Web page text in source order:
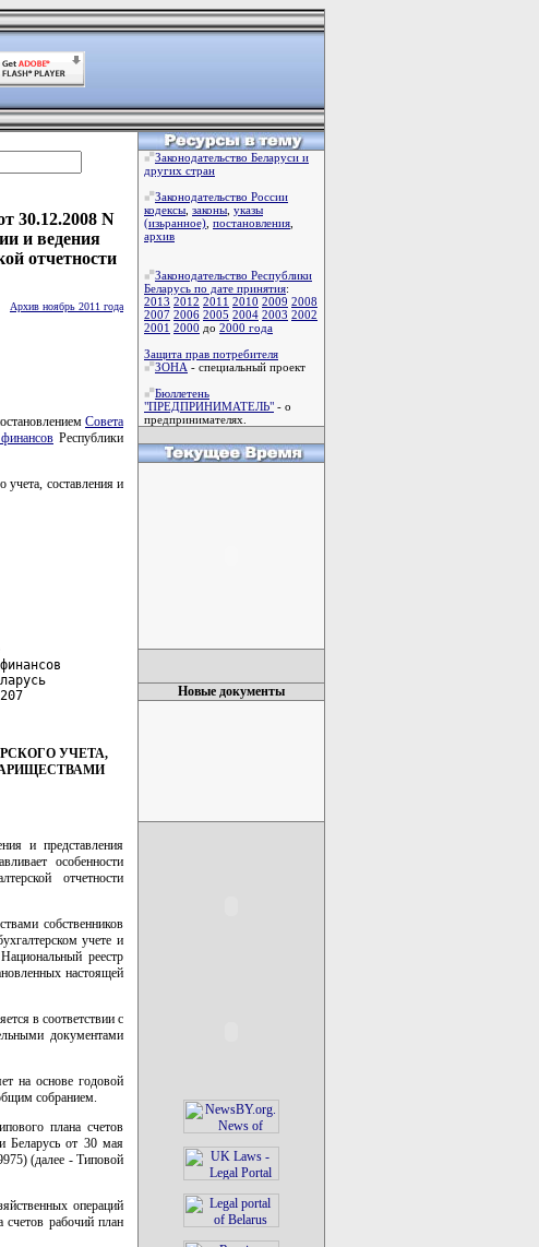
30.12.2008 N
и ведения
отчетности
Архив ноябрь 2011 года
Совета
Республики
учета, составления и
УЧЕТА,
и представления
особенности
отчетности
собственников
учете и
реестр
настоящей
в соответствии с
документами
на основе годовой
собранием.
плана счетов
Беларусь от 30 мая
(далее - Типовой
операций
счетов рабочий план
Законодательство Беларуси и
других стран
Законодательство России
кодексы законы указы
(изьранное) постановления
архив
Законодательство Республики
Беларусь по дате принятия:
2013 2012 2011 2010 2009 2008
2007 2006 2005 2004 2003 2002
2001 2000 до 2000 года
Защита прав потребителя
ЗОНА - специальный проект
Бюллетень
"ПРЕДПРИНИМАТЕЛЬ" - о
предпринимателях.
Новые документы